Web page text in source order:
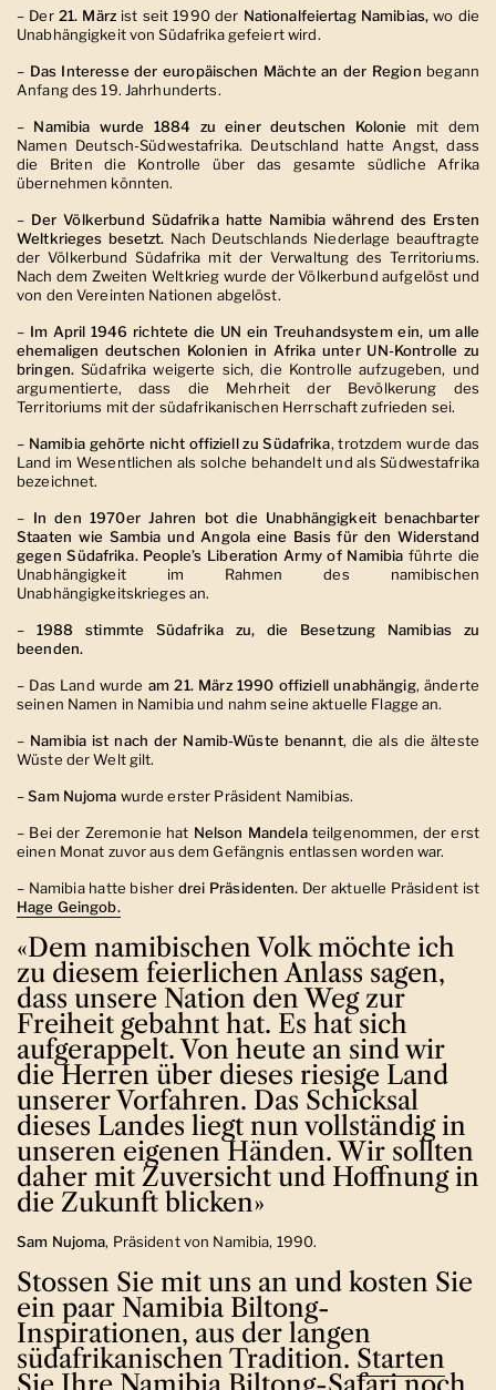
– Der 21. März ist seit 1990 der Nationalfeiertag Namibias,wo die
Unabhängigkeit von Südafrika gefeiert wird.
– Das Interesse der europäischen Mächte an der Region begann
Anfang des 19. Jahrhunderts.
– Namibia wurde 1884 zu einer deutschen Kolonie mit dem
Namen Deutsch-Südwestafrika. Deutschland hatte Angst, dass
die Briten die Kontrolle über das gesamte südliche Afrika
übernehmen könnten.
– Der Völkerbund Südafrika hatte Namibia während des Ersten
Weltkrieges besetzt. Nach Deutschlands Niederlage beauftragte
der Völkerbund Südafrika mit der Verwaltung des Territoriums.
Nach dem Zweiten Weltkrieg wurde der Völkerbund aufgelöst und
von den Vereinten Nationen abgelöst.
– Im April 1946 richtete die UN ein Treuhandsystem ein, um alle
ehemaligen deutschen Kolonien in Afrika unter UN-Kontrolle zu
bringen. Südafrika weigerte sich, die Kontrolle aufzugeben, und
argumentierte, dass die Mehrheit der Bevölkerung des
Territoriums mit der südafrikanischen Herrschaft zufrieden sei.
– Namibia gehörte nicht offiziell zu Südafrika, trotzdem wurde das
Land im Wesentlichen als solche behandelt und als Südwestafrika
bezeichnet.
– In den 1970er Jahren bot die Unabhängigkeit benachbarter
Staaten wie Sambia und Angola eine Basis für den Widerstand
gegen Südafrika. People’s Liberation Army of Namibia führte die
Unabhängigkeit im Rahmen des namibischen
Unabhängigkeitskrieges an.
– 1988 stimmte Südafrika zu, die Besetzung Namibias zu
beenden.
– Das Land wurde am 21. März 1990 offiziell unabhängig, änderte
seinen Namen in Namibia und nahm seine aktuelle Flagge an.
– Namibia ist nach der Namib-Wüste benannt, die als die älteste
Wüste der Welt gilt.
–Sam Nujoma wurde erster Präsident Namibias.
– Bei der Zeremonie hat Nelson Mandelateilgenommen, der erst
einen Monat zuvor aus dem Gefängnis entlassen worden war.
– Namibia hatte bisher drei Präsidenten. Der aktuelle Präsident ist
Hage Geingob.
«Dem namibischen Volk möchte ich
zu diesem feierlichen Anlass sagen,
dass unsere Nation den Weg zur
Freiheit gebahnt hat. Es hat sich
aufgerappelt. Von heute an sind wir
die Herren über dieses riesige Land
unserer Vorfahren. Das Schicksal
dieses Landes liegt nun vollständig in
unseren eigenen Händen. Wir sollten
daher mit Zuversicht und Hoffnung in
die Zukunft blicken»
Sam Nujoma, Präsident von Namibia, 1990.
Stossen Sie mit uns an und kosten Sie
ein paar Namibia Biltong-
Inspirationen, aus der langen
südafrikanischen Tradition. Starten